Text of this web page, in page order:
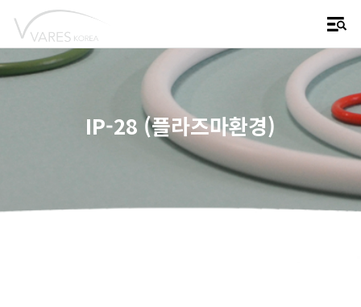
IP-28 (플라즈마환경)